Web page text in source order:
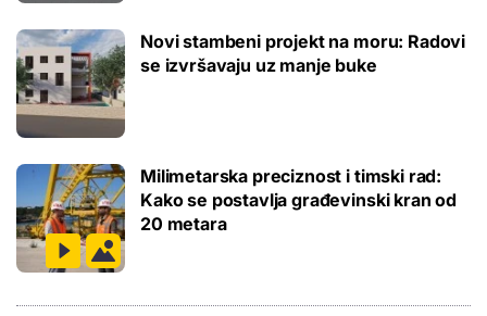
Novi stambeni projekt na moru: Radovi
se izvršavaju uz manje buke
Milimetarska preciznost i timski rad:
Kako se postavlja građevinski kran od
20 metara